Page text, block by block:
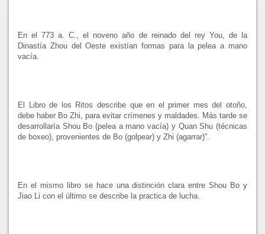
En el 773 a. C., el noveno año de reinado del rey You, de la
Dinastía Zhou del Oeste existían formas para la pelea a mano
vacía.
El Libro de los Ritos describe que en el primer mes del otoño,
debe haber Bo Zhi, para evitar crímenes y maldades. Más tarde se
desarrollaría Shou Bo (pelea a mano vacía) y Quan Shu (técnicas
de boxeo), provenientes de Bo (golpear) y Zhi (agarrar)”.
En el mismo libro se hace una distinción clara entre Shou Bo y
Jiao Li con el último se describe la practica de lucha.